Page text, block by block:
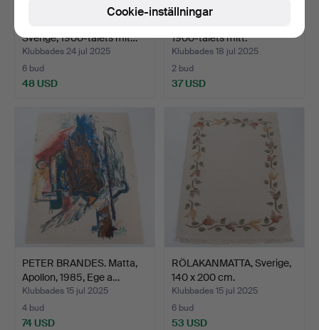
Sverige, 1900-talets mit…
Klubbades 24 jul 2025
6 bud
48 USD
1900-talets mitt.
Klubbades 18 jul 2025
2 bud
37 USD
PETER BRANDES. Matta,
Apollon, 1985, Ege a…
Klubbades 15 jul 2025
4 bud
74 USD
RÖLAKANMATTA, Sverige,
140 x 200 cm.
Klubbades 15 jul 2025
6 bud
53 USD
Cookie-inställningar